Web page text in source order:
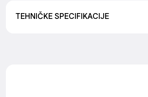
TEHNIČKE SPECIFIKACIJE